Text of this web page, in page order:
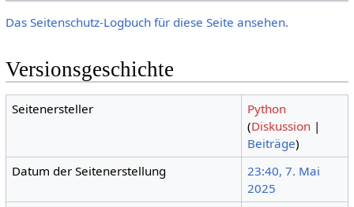
Das Seitenschutz-Logbuch für diese Seite ansehen.
Versionsgeschichte
Seitenersteller
Python
(Diskussion |
Beiträge)
Datum der Seitenerstellung
23:40, 7. Mai
2025